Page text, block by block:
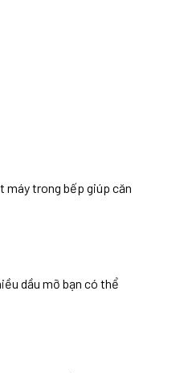
máy trong bếp giúp căn
dầu mỡ bạn có thể